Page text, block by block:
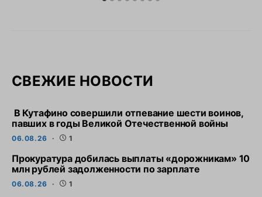
СВЕЖИЕ НОВОСТИ
В Кутафино совершили отпевание шести воинов,
павших в годы Великой Отечественной войны
06.08.26 1
Прокуратура добилась выплаты «дорожникам» 10
млн рублей задолженности по зарплате
06.08.26 1